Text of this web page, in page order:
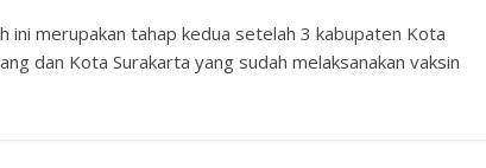
ini merupakan tahap kedua setelah 3 kabupaten Kota
dan Kota Surakarta yang sudah melaksanakan vaksin